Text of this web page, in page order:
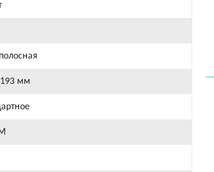
мм